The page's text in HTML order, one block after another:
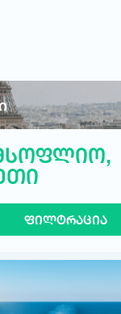
ფილტრაცია